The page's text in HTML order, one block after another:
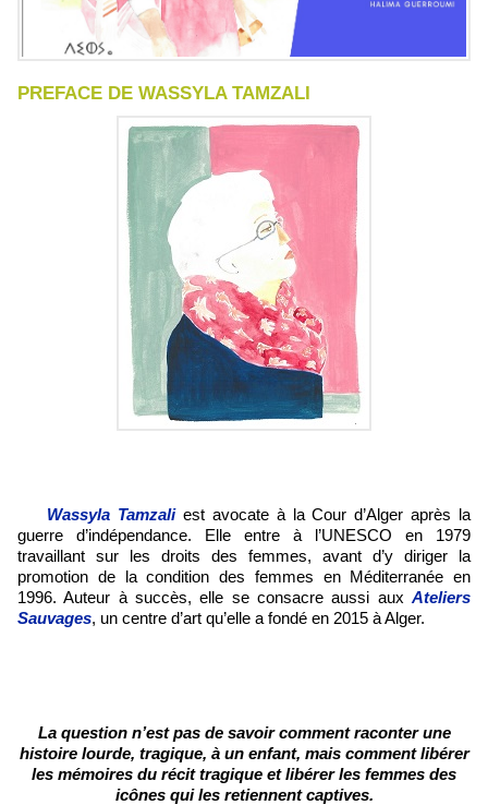
PREFACE DE WASSYLA TAMZALI
Wassyla Tamzaliest avocate à la Cour d’Alger après la
guerre d’indépendance. Elle entre à l’UNESCO en 1979
travaillant sur les droits des femmes, avant d’y diriger la
promotion de la condition des femmes en Méditerranée en
1996. Auteur à succès, elle se consacre aussi aux Ateliers
Sauvages, un centre d’art qu’elle a fondé en 2015 à Alger.
La question n’est pas de savoir comment raconter une
histoire lourde, tragique, à un enfant, mais comment libérer
les mémoires du récit tragique et libérer les femmes des
icônes qui les retiennent captives.